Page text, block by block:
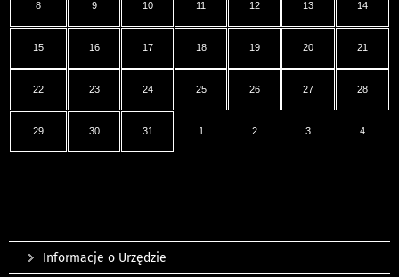
8 9 10 11 12 13 14
15 16 17 18 19 20 21
22 23 24 25 26 27 28
29 30 31 1 2 3 4
Informacje o Urzędzie